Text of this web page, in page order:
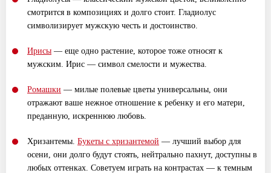
смотрится в композициях и долго стоит. Гладиолус
символизирует мужскую честь и достоинство.
Ирисы — еще одно растение, которое тоже относят к
мужским. Ирис — символ смелости и мужества.
Ромашки — милые полевые цветы универсальны, они
отражают ваше нежное отношение к ребенку и его матери,
преданную, искреннюю любовь.
Хризантемы. Букеты с хризантемой — лучший выбор для
осени, они долго будут стоять, нейтрально пахнут, доступны в
любых оттенках. Советуем играть на контрастах — к темным